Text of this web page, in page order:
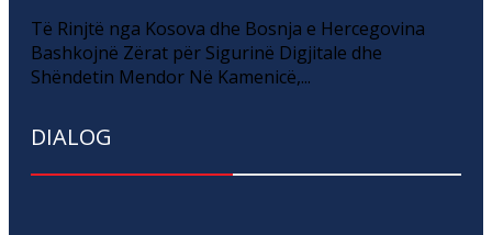
Të Rinjtë nga Kosova dhe Bosnja e Hercegovina
Bashkojnë Zërat për Sigurinë Digjitale dhe
Shëndetin Mendor Në Kamenicë,...
DIALOG